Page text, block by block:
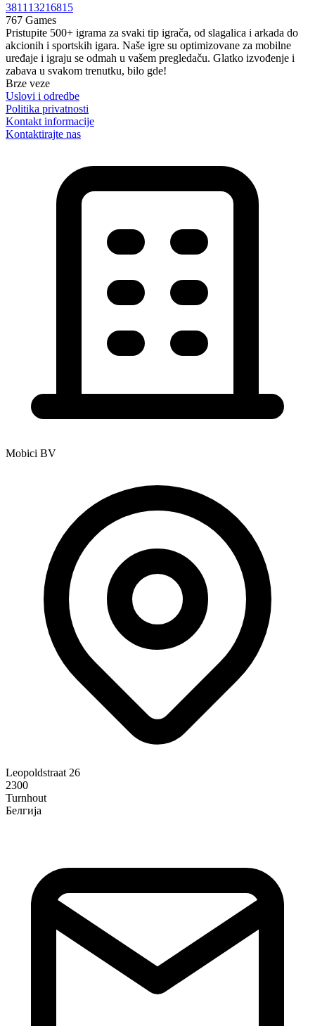
381113216815
767 Games
Pristupite 500+ igrama za svaki tip igrača, od slagalica i arkada do
akcionih i sportskih igara. Naše igre su optimizovane za mobilne
uređaje i igraju se odmah u vašem pregledaču. Glatko izvođenje i
zabava u svakom trenutku, bilo gde!
Brze veze
Uslovi i odredbe
Politika privatnosti
Kontakt informacije
Kontaktirajte nas
Mobici BV
Leopoldstraat 26
2300
Turnhout
Белгија